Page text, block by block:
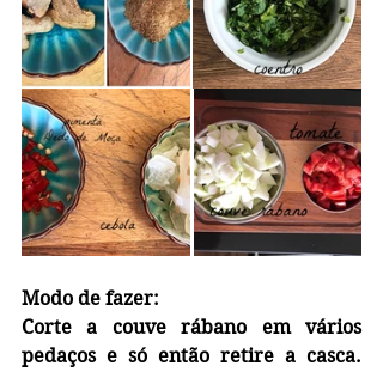
Modo de fazer:
Corte a couve rábano em vários
pedaços e só então retire a casca.